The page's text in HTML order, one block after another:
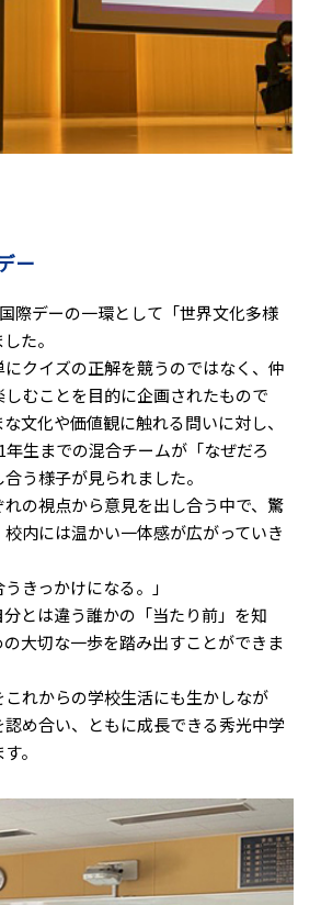
ー
際デーの一環として「世界文化多様
た。
クイズの正解を競うのではなく、仲
むことを目的に企画されたもので
文化や価値観に触れる問いに対し、
生までの混合チームが「なぜだろ
う様子が見られました。
の視点から意見を出し合う中で、驚
内には温かい一体感が広がっていき
きっかけになる。」
とは違う誰かの「当たり前」を知
大切な一歩を踏み出すことができま
れからの学校生活にも生かしなが
認め合い、ともに成長できる秀光中学
。